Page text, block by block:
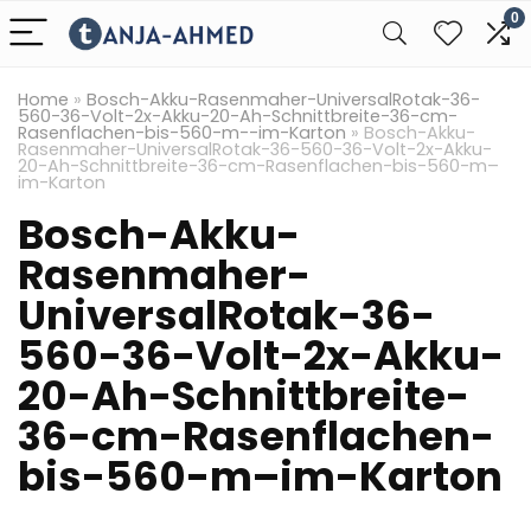
0
Home » Bosch-Akku-Rasenmaher-UniversalRotak-36-
560-36-Volt-2x-Akku-20-Ah-Schnittbreite-36-cm-
Rasenflachen-bis-560-m--im-Karton » Bosch-Akku-
Rasenmaher-UniversalRotak-36-560-36-Volt-2x-Akku-
20-Ah-Schnittbreite-36-cm-Rasenflachen-bis-560-m–
im-Karton
Bosch-Akku-
Rasenmaher-
UniversalRotak-36-
560-36-Volt-2x-Akku-
20-Ah-Schnittbreite-
36-cm-Rasenflachen-
bis-560-m–im-Karton